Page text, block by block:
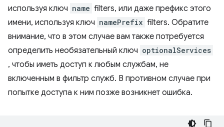
используя ключ name filters, или даже префикс этого
имени, используя ключ namePrefix filters. Обратите
внимание, что в этом случае вам также потребуется
определить необязательный ключ optionalServices
, чтобы иметь доступ к любым службам, не
включенным в фильтр служб. В противном случае при
попытке доступа к ним позже возникнет ошибка.